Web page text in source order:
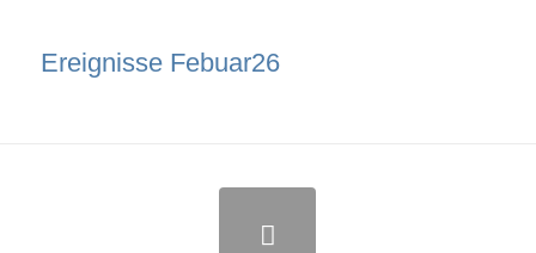
Ereignisse Febuar26